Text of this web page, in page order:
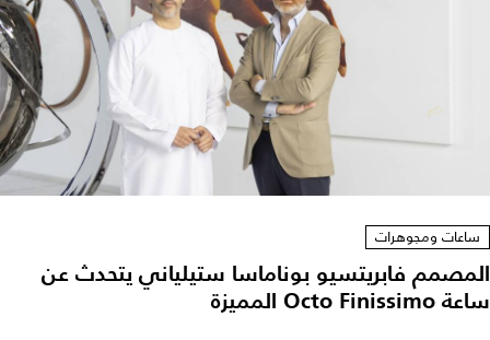
ساعات ومجوهرات
المصمم فابريتسيو بوناماسا ستيلياني يتحدث عن
ساعة Octo Finissimo المميزة